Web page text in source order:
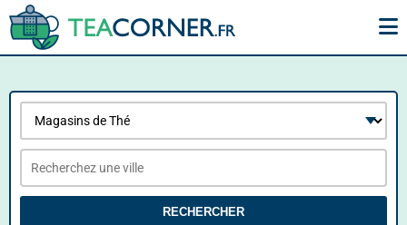
RECHERCHER